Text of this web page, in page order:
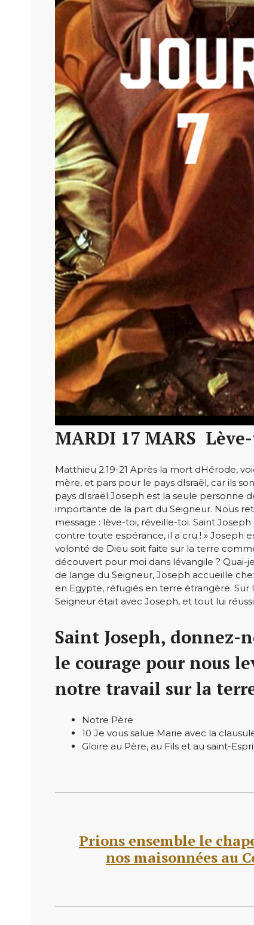
MARDI 17 MARS 
Matthieu 2.19-21 Après la mort dHérode,
mère, et pars pour le pays dIsraël, car ils
pays dIsraël.Joseph est la seule personne
importante de la part du Seigneur. Nous
message : lève-toi, réveille-toi. Saint
contre toute espérance, il a cru ! » Joseph
volonté de Dieu soit faite sur la terre
découvert pour moi dans lévangile ?
de lange du Seigneur, Joseph accueille
en Egypte, réfugiés en terre étrangère. Sur
Seigneur était avec Joseph, et tout lui
Saint Joseph, donnez-
le courage pour nous
notre travail sur la
Notre Père
10 Je vous salue Marie avec la
Gloire au Père, au Fils et au saint-
Prions ensemble le
nos maisonnées au